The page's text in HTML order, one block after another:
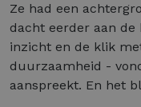
Ze had een
dacht eerder aan de
inzicht en de klik
duurzaamheid -
aanspreekt. En het